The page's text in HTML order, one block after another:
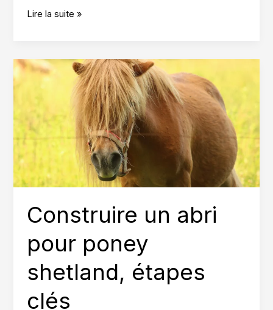
Jeux
poney,
s’amuser
ligne
?
Lire la suite »
Construire un abri
pour poney
shetland, étapes
clés